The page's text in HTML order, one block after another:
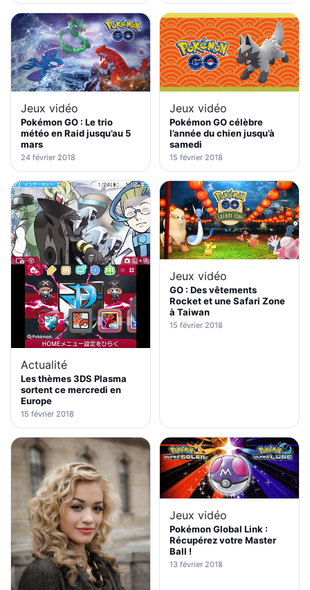
Jeux vidéo
Pokémon GO : Le trio
météo en Raid jusqu’au 5
mars
24 février 2018
Jeux vidéo
Pokémon GO célèbre
l’année du chien jusqu’à
samedi
15 février 2018
Actualité
Les thèmes 3DS Plasma
sortent ce mercredi en
Europe
15 février 2018
Jeux vidéo
GO : Des vêtements
Rocket et une Safari Zone
à Taiwan
15 février 2018
Jeux vidéo
Pokémon Global Link :
Récupérez votre Master
Ball !
13 février 2018